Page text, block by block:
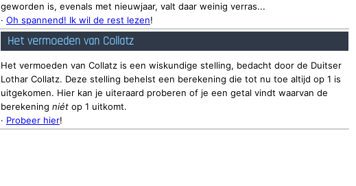
geworden is, evenals met nieuwjaar, valt daar weinig verras...
· Oh spannend! Ik wil de rest lezen!
Het vermoeden van Collatz
Het vermoeden van Collatz is een wiskundige stelling, bedacht door de Duitser
Lothar Collatz. Deze stelling behelst een berekening die tot nu toe altijd op 1 is
uitgekomen. Hier kan je uiteraard proberen of je een getal vindt waarvan de
berekening niét op 1 uitkomt.
· Probeer hier!